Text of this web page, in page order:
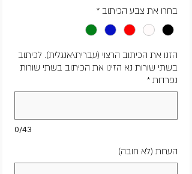
בחרו את צבע הכיתוב *
הזנו את הכיתוב הרצוי (עברית\אנגלית). לכיתוב
בשתי שורות נא הזינו את הכיתוב בשתי שורות
נפרדות *
0/43
הערות (לא חובה)